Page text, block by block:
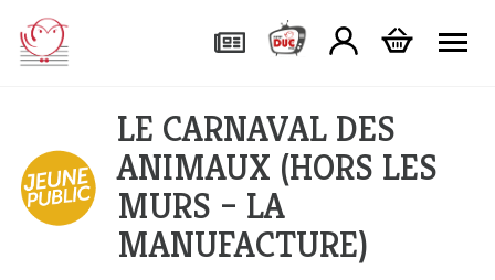
LE CARNAVAL DES
ANIMAUX (HORS LES
MURS – LA
MANUFACTURE)